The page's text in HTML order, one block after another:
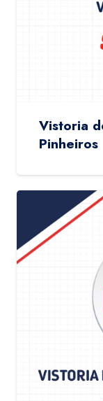
Vistoria
Pinheiros